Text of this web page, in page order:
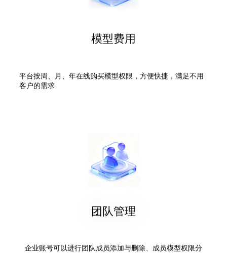
模型费用
平台按周、月、年在线购买模型权限，方便快捷，满足不用
客户的需求
团队管理
企业账号可以进行团队成员添加与删除、成员模型权限分